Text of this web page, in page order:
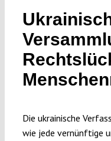
Verfassungs
editorial
Die ukrainische
wie jede vernünftige